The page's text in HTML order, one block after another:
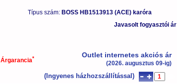
Típus szám: BOSS HB1513913 (ACE) karóra
Javasolt fogyasztói ár
Árgarancia* Outlet internetes akciós ár
(2026. augusztus 09-ig)
(Ingyenes házhozszállítással)